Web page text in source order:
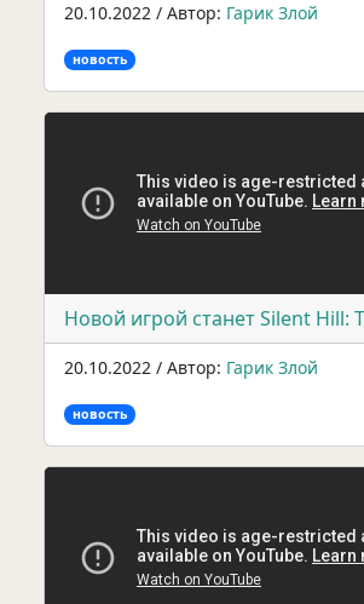
20.10.2022 / Автор: Гарик Злой
новость
Новой игрой станет Silent Hill:
20.10.2022 / Автор: Гарик Злой
новость